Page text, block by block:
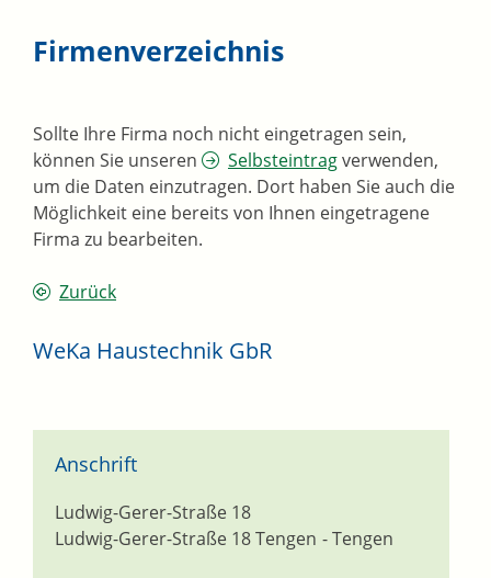
Firmenverzeichnis
Sollte Ihre Firma noch nicht eingetragen sein,
können Sie unseren
Selbsteintragverwenden,
um die Daten einzutragen. Dort haben Sie auch die
Möglichkeit eine bereits von Ihnen eingetragene
Firma zu bearbeiten.
Zurück
WeKa Haustechnik GbR
Anschrift
Tengen
Ludwig-Gerer-Straße 18
Ludwig-Gerer-Straße 18Tengen